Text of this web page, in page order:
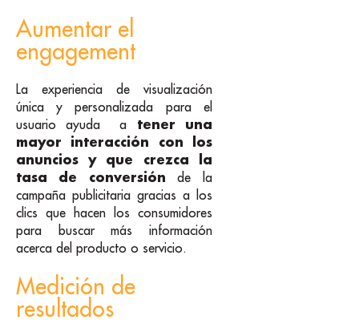
Aumentar el
engagement
La experiencia de visualización
única y personalizada para el
usuario ayuda a tener una
mayor interacción con los
anuncios y que crezca la
tasa de conversión de la
campaña publicitaria gracias a los
clics que hacen los consumidores
para buscar más información
acerca del producto o servicio.
Medición de
resultados